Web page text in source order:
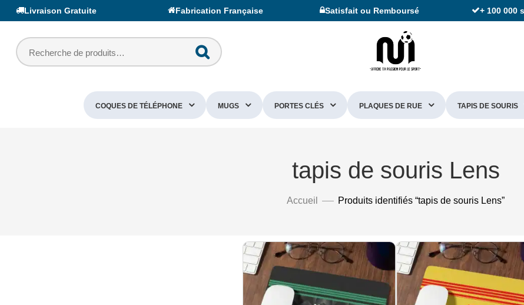
Livraison Gratuite Fabrication Française Satisfait ou Remboursé + 100 000
COQUES DE TÉLÉPHONE MUGS PORTES CLÉS PLAQUES DE RUE TAPIS DE SOURIS
tapis de souris Lens
Accueil Produits identifiés “tapis de souris Lens”